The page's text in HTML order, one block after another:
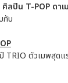
ศิลปิน T-POP ดา
กับ
TRIO ตัวเมพสุด